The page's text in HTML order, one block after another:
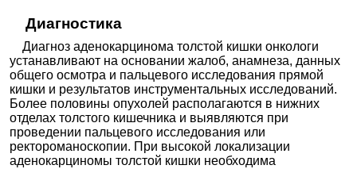
Диагностика
Диагноз аденокарцинома толстой кишки онкологи
устанавливают на основании жалоб, анамнеза, данных
общего осмотра и пальцевого исследования прямой
кишки и результатов инструментальных исследований.
Более половины опухолей располагаются в нижних
отделах толстого кишечника и выявляются при
проведении пальцевого исследования или
ректороманоскопии. При высокой локализации
аденокарциномы толстой кишки необходима